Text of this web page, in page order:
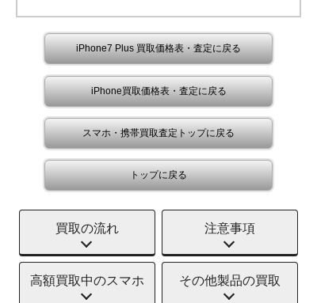
iPhone7 Plus 買取価格表・査定に戻る
iPhone買取価格表・査定に戻る
スマホ・携帯買取査定トップに戻る
トップに戻る
買取の流れ 注意事項
高額買取中のスマホ その他製品の買取